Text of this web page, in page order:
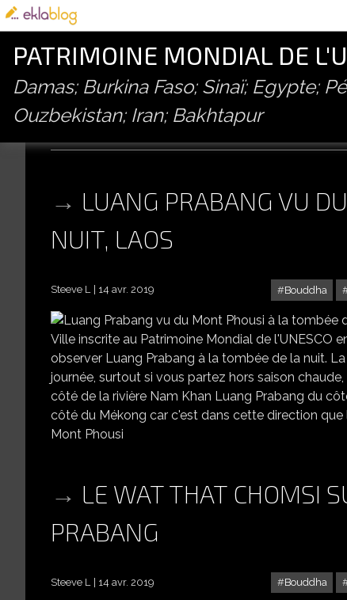
PATRIMOINE MONDIAL DE
Damas; Burkina Faso; Sinaï; Egypte;
Ouzbekistan; Iran; Bakhtapur
LUANG PRABANG VU
NUIT, LAOS
Bouddha
Steeve L 14 avr. 2019
Ville inscrite au Patrimoine Mondial de l'UNESCO
observer Luang Prabang à la tombée de la nuit.
journée, surtout si vous partez hors saison
côté de la rivière Nam Khan Luang Prabang du
côté du Mékong car c'est dans cette direction
Mont Phousi
LE WAT THAT CHOMSI
PRABANG
Bouddha
Steeve L 14 avr. 2019